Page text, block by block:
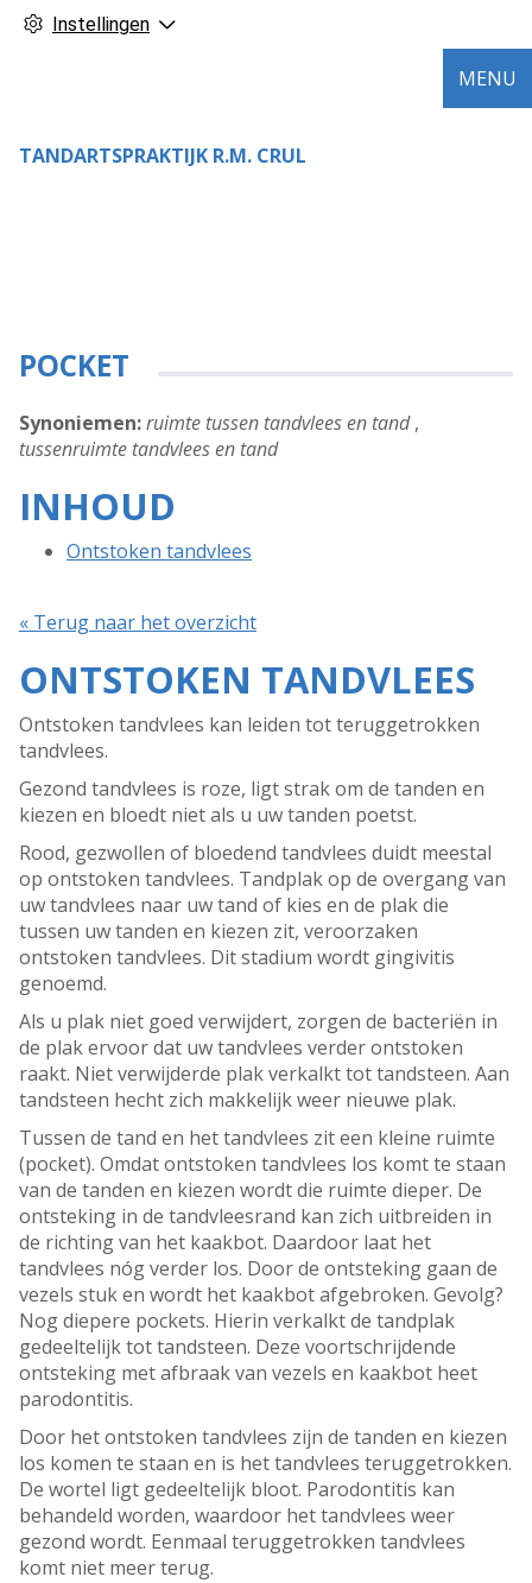
Instellingen
TANDARTSPRAKTIJK R.M. CRUL
MENU
POCKET
Synoniemen:ruimte tussen tandvlees en tand,
tussenruimte tandvlees en tand
INHOUD
Ontstoken tandvlees
« Terug naar het overzicht
ONTSTOKEN TANDVLEES
Ontstoken tandvlees kan leiden tot teruggetrokken
tandvlees.
Gezond tandvlees is roze, ligt strak om de tanden en
kiezen en bloedt niet als u uw tanden poetst.
Rood, gezwollen of bloedend tandvlees duidt meestal
op ontstoken tandvlees. Tandplak op de overgang van
uw tandvlees naar uw tand of kies en de plak die
tussen uw tanden en kiezen zit, veroorzaken
ontstoken tandvlees. Dit stadium wordt gingivitis
genoemd.
Als u plak niet goed verwijdert, zorgen de bacteriën in
de plak ervoor dat uw tandvlees verder ontstoken
raakt. Niet verwijderde plak verkalkt tot tandsteen. Aan
tandsteen hecht zich makkelijk weer nieuwe plak.
Tussen de tand en het tandvlees zit een kleine ruimte
(pocket). Omdat ontstoken tandvlees los komt te staan
van de tanden en kiezen wordt die ruimte dieper. De
ontsteking in de tandvleesrand kan zich uitbreiden in
de richting van het kaakbot. Daardoor laat het
tandvlees nóg verder los. Door de ontsteking gaan de
vezels stuk en wordt het kaakbot afgebroken. Gevolg?
Nog diepere pockets. Hierin verkalkt de tandplak
gedeeltelijk tot tandsteen. Deze voortschrijdende
ontsteking met afbraak van vezels en kaakbot heet
parodontitis.
Door het ontstoken tandvlees zijn de tanden en kiezen
los komen te staan en is het tandvlees teruggetrokken.
De wortel ligt gedeeltelijk bloot. Parodontitis kan
behandeld worden, waardoor het tandvlees weer
gezond wordt. Eenmaal teruggetrokken tandvlees
komt niet meer terug.